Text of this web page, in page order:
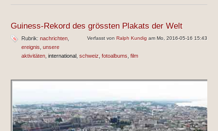
Guiness-Rekord des grössten Plakats der Welt
Verfasst vonRalph Kundig am Mo, 2016-05-16 15:43
Rubrik: nachrichten
ereignis unsere
aktivitäten international schweiz fotoalbums film